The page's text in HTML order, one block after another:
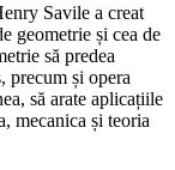
Savile a creat
geometrie și cea de
să predea
precum și opera
să arate aplicațiile
mecanica și teoria